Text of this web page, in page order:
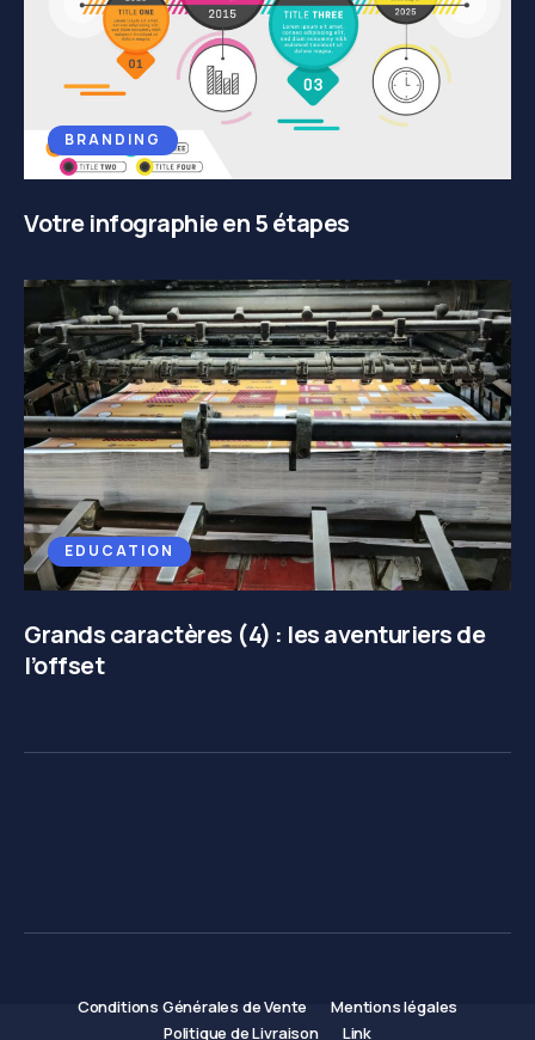
BRANDING
Votre infographie en 5 étapes
EDUCATION
Grands caractères (4) : les aventuriers de
l’offset
Conditions Générales de Vente
Mentions légales
Politique de Livraison
Link